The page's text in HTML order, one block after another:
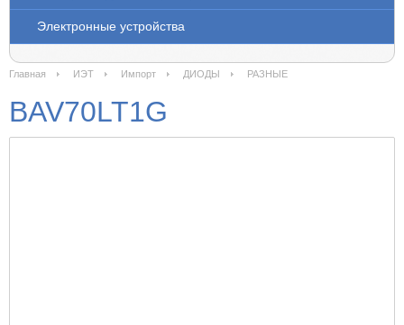
Электронные устройства
Главная ИЭТ Импорт ДИОДЫ РАЗНЫЕ
BAV70LT1G